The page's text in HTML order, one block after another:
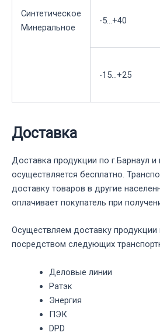
Синтетическое
Минеральное
-5...+40
-15...+25
Доставка
Доставка продукции по г.Барнаул и
осуществляется бесплатно.
доставку товаров в другие
оплачивает покупатель при
Осуществляем доставку продукции
посредством следующих
Деловые линии
Ратэк
Энергия
ПЭК
DPD